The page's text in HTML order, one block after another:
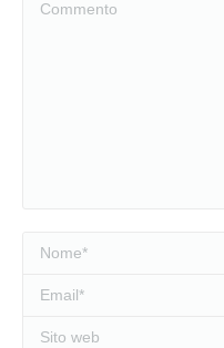
Nome *
Email *
Sito web